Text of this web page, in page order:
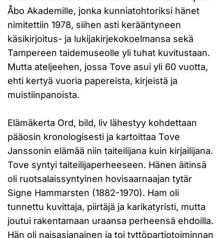
Åbo Akademille, jonka kunniatohtoriksi hänet
nimitettiin 1978, siihen asti kerääntyneen
käsikirjoitus- ja lukijakirjekokoelmansa sekä
Tampereen taidemuseolle yli tuhat kuvitustaan.
Mutta ateljeehen, jossa Tove asui yli 60 vuotta,
ehti kertyä vuoria papereista, kirjeistä ja
muistiinpanoista.
Elämäkerta Ord, bild, liv lähestyy kohdettaan
pääosin kronologisesti ja kartoittaa Tove
Janssonin elämää niin taiteilijana kuin kirjailijana.
Tove syntyi taiteilijaperheeseen. Hänen äitinsä
oli ruotsalaissyntyinen hovisaarnaajan tytär
Signe Hammarsten (1882-1970). Ham oli
tunnettu kuvittaja, piirtäjä ja karikatyristi, mutta
joutui rakentamaan uraansa perheensä ehdoilla.
Hän oli naisasianainen ja toi tyttöpartiotoiminnan